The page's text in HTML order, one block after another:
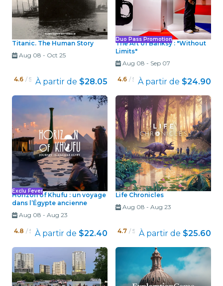
Titanic. The Human Story
Aug 08 - Oct 25
4.6 / 5 À partir de $28.05
Duo Pass Promotion
The Art of Banksy : "Without
Limits"
Aug 08 - Sep 07
4.6 / 5 À partir de $24.90
Exclu Fever
Horizon of Khufu : un voyage
dans l’Égypte ancienne
Aug 08 - Aug 23
4.8 / 5 À partir de $22.40
Life Chronicles
Aug 08 - Aug 23
4.7 / 5 À partir de $25.60